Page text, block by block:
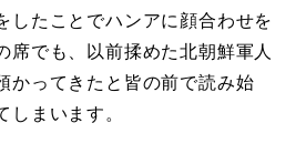
したことでハンアに顔合わせを
席でも、以前揉めた北朝鮮軍人
かってきたと皆の前で読み始
しまいます。